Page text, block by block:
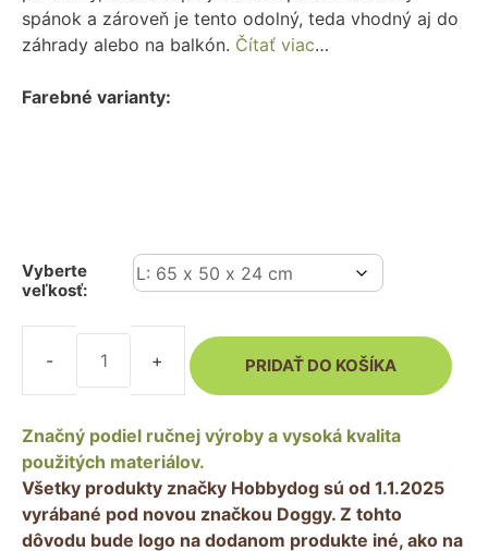
spánok a zároveň je tento odolný, teda vhodný aj do
záhrady alebo na balkón. Čítať viac…
Farebné varianty:
Vyberte
veľkosť:
množstvo
Pelech
pre
psa
ROYAL
–
svetlohnedý
PRIDAŤ DO KOŠÍKA
Značný podiel ručnej výroby a vysoká kvalita
použitých materiálov.
Všetky produkty značky Hobbydog sú od 1.1.2025
vyrábané pod novou značkou Doggy. Z tohto
dôvodu bude logo na dodanom produkte iné, ako na